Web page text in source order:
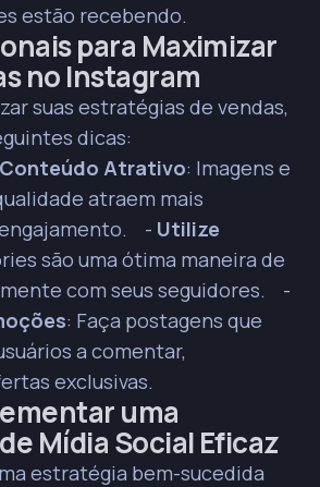
estão recebendo.
para Maximizar
no Instagram
suas estratégias de vendas,
dicas:
Atrativo: Imagens e
atraem mais
- Utilize
são uma ótima maneira de
com seus seguidores. -
: Faça postagens que
a comentar,
exclusivas.
uma
Mídia Social Eficaz
estratégia bem-sucedida